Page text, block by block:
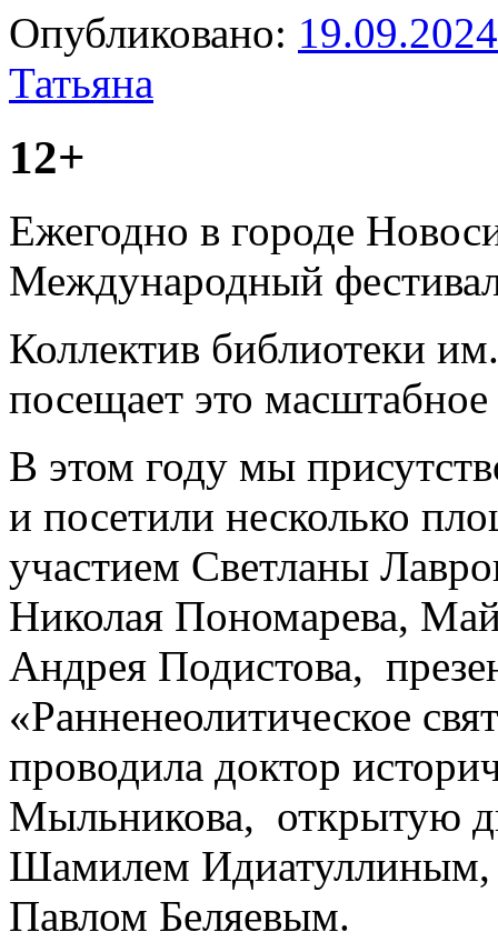
Опубликовано: 19.09.2024
Татьяна
12+
Ежегодно в городе
Международный
Коллектив библиотеки
посещает это
В этом году мы
и посетили несколько
участием Светланы
Николая Пономарева,
Андрея Подистова,
«Ранненеолитическое
проводила доктор
Мыльникова, открытую
Шамилем
Павлом Беляевым.